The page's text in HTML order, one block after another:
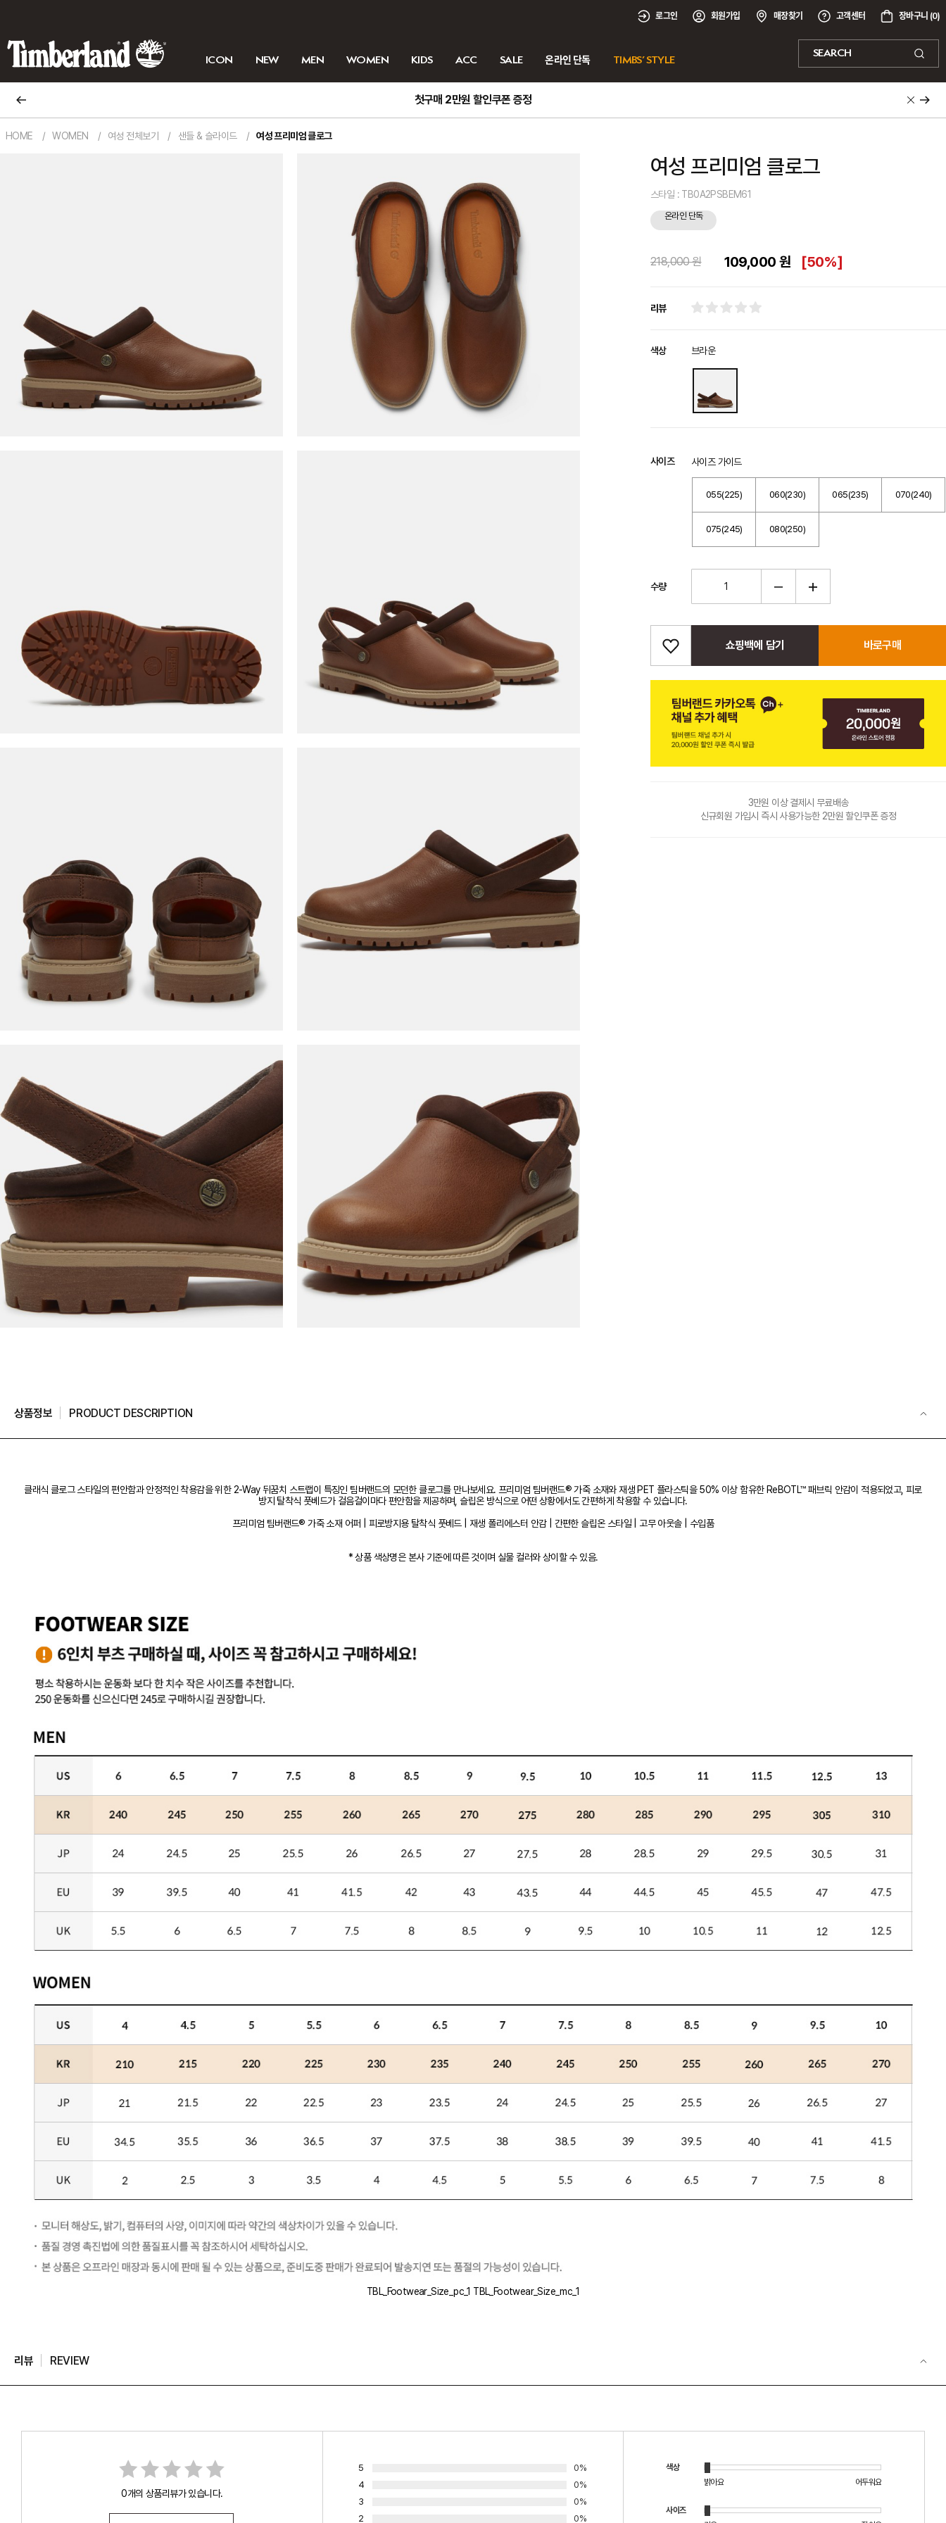
로그인 회원가입 매장찾기 고객센터 장바구니 (0)
ICON NEW MEN WOMEN KIDS ACC SALE 온라인 단독 TIMBS’ STYLE
SEARCH
첫구매 2만원 할인쿠폰 증정
HOME WOMEN 여성 전체보기 샌들 & 슬라이드 여성 프리미엄 클로그
여성 프리미엄 클로그
스타일 : TB0A2PSBEM61
온라인 단독
218,000 원 109,000 원 [50%]
리뷰
색상 브라운
사이즈 사이즈 가이드
055(225) 060(230) 065(235) 070(240)
075(245) 080(250)
수량
쇼핑백에 담기 바로구매
3만원 이상 결제시 무료배송
신규회원 가입시 즉시 사용가능한 2만원 할인쿠폰 증정
상품정보 PRODUCT DESCRIPTION
클래식 클로그 스타일의 편안함과 안정적인 착용감을 위한 2-Way 뒤꿈치 스트랩이 특징인 팀버랜드의 모던한 클로그를 만나보세요. 프리미엄 팀버랜드® 가죽 소재와 재생 PET 플라스틱을 50% 이상 함유한 ReBOTL™ 패브릭 안감이 적용되었고, 피로
방지 탈착식 풋베드가 걸음걸이마다 편안함을 제공하며, 슬립온 방식으로 어떤 상황에서도 간편하게 착용할 수 있습니다.
프리미엄 팀버랜드® 가죽 소재 어퍼 | 피로방지용 탈착식 풋베드 | 재생 폴리에스터 안감 | 간편한 슬립온 스타일 | 고무 아웃솔 | 수입품
* 상품 색상명은 본사 기준에 따른 것이며 실물 컬러와 상이할 수 있음.
TBL_Footwear_Size_pc_1 TBL_Footwear_Size_mc_1
리뷰 REVIEW
0개의 상품리뷰가 있습니다.
5
0%
4
0%
3
0%
2
0%
색상
밝아요
어두워요
사이즈